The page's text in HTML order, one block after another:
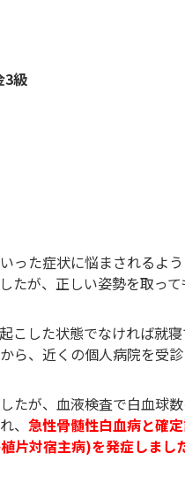
3級
った症状に悩まされるよ
たが、正しい姿勢を取っ
こした状態でなければ就
ら、近くの個人病院を受診
たが、血液検査で白血球
、 急性骨髄性白血病と確
片対宿主病)を発症しまし